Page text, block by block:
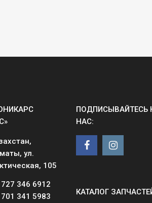
ул.
105
727 346 6912
701 341 5983
ПОДПИСЫВАЙТЕСЬ
НАС:
КАТАЛОГ